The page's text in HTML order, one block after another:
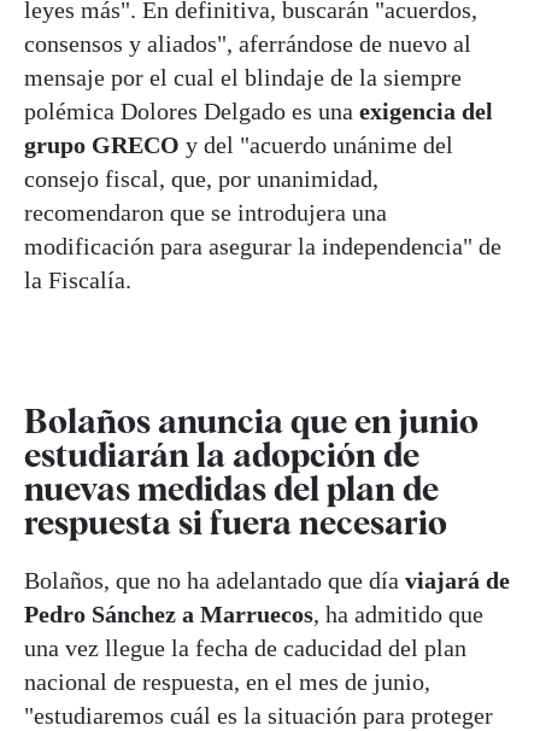
leyes más". En definitiva, buscarán "acuerdos,
consensos y aliados", aferrándose de nuevo al
mensaje por el cual el blindaje de la siempre
polémica Dolores Delgado es una exigencia del
grupo GRECO y del "acuerdo unánime del
consejo fiscal, que, por unanimidad,
recomendaron que se introdujera una
modificación para asegurar la independencia" de
la Fiscalía.
Bolaños anuncia que en junio
estudiarán la adopción de
nuevas medidas del plan de
respuesta si fuera necesario
Bolaños, que no ha adelantado que día viajará de
Pedro Sánchez a Marruecos, ha admitido que
una vez llegue la fecha de caducidad del plan
nacional de respuesta, en el mes de junio,
"estudiaremos cuál es la situación para proteger